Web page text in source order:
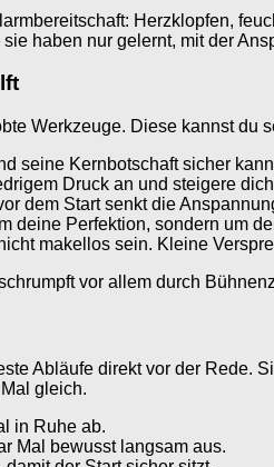
Herzklopfen,
haben nur gelernt, mit der
Werkzeuge. Diese kannst du
seine Kernbotschaft sicher
Druck an und steigere
dem Start senkt die
deine Perfektion, sondern um
makellos sein. Kleine
vor allem durch
Abläufe direkt vor der Rede.
gleich.
in Ruhe ab.
Mal bewusst langsam aus.